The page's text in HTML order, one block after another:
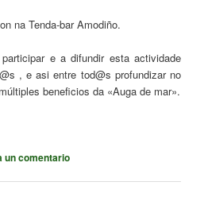
na Tenda-bar Amodiño.
e a difundir esta actividade
, e asi entre tod@s profundizar no
beneficios da «Auga de mar».
un comentario